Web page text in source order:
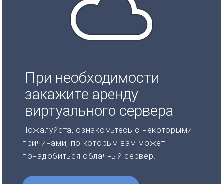
При необходимости
закажите аренду
виртуального сервера
Пожалуйста, ознакомьтесь с некоторыми
причинами, по которым вам может
понадобиться облачный сервер.